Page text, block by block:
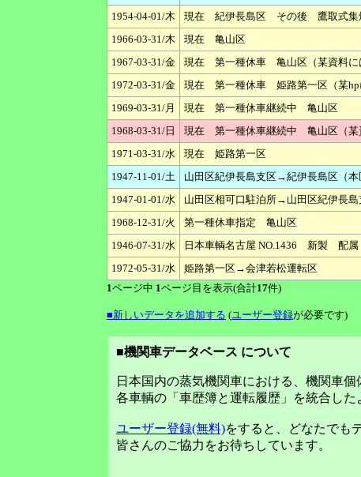
1954-04-01/木
現在 紀伊長島区 その後 鷹取式集煙
1966-03-31/木
現在 亀山区
1967-03-31/金
現在 第一種休車 亀山区（某資料に
1972-03-31/金
現在 第一種休車 姫路第一区（某hp
1969-03-31/月
現在 第一種休車継続中 亀山区
1968-03-31/日
現在 第一種休車継続中 亀山区（某
1971-03-31/水
現在 姫路第一区
1947-11-01/土
山田区紀伊長島支区→紀伊長島区（
1947-01-01/水
山田区相可口駐泊所→山田区紀伊長島
1968-12-31/火
第一種休車指定 亀山区
1946-07-31/水
日本車輌名古屋 NO.1436 新製 配
1972-05-31/水
姫路第一区→会津若松運転区
1ページ中 1ページ目を表示(合計17件)
■新しいデータを追加する (ユーザー登録が必要です)
■機関車データベース について
日本国内の蒸気機関車における、機関車個
各車輌の「車歴簿と運転履歴」を統合した
ユーザー登録(無料)をすると、どなたでも
皆さんのご協力をお待ちしています。